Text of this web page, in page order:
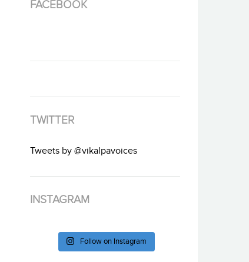
FACEBOOK
TWITTER
Tweets by @vikalpavoices
INSTAGRAM
Follow on Instagram